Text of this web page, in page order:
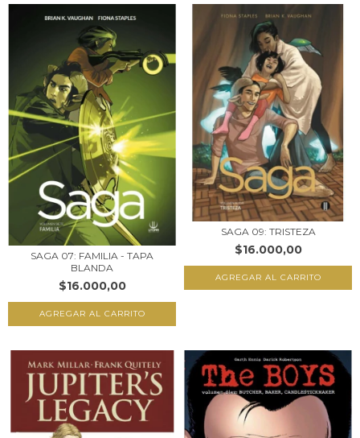
SAGA 07: FAMILIA - TAPA
BLANDA
$16.000,00
SAGA 09: TRISTEZA
$16.000,00